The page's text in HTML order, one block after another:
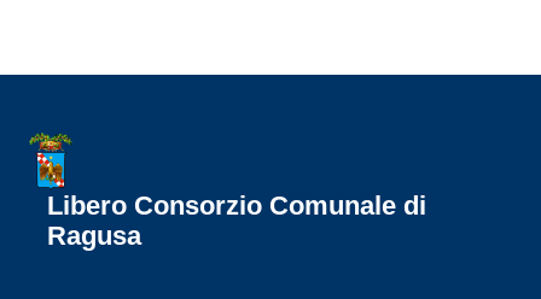
Libero Consorzio Comunale di
Ragusa